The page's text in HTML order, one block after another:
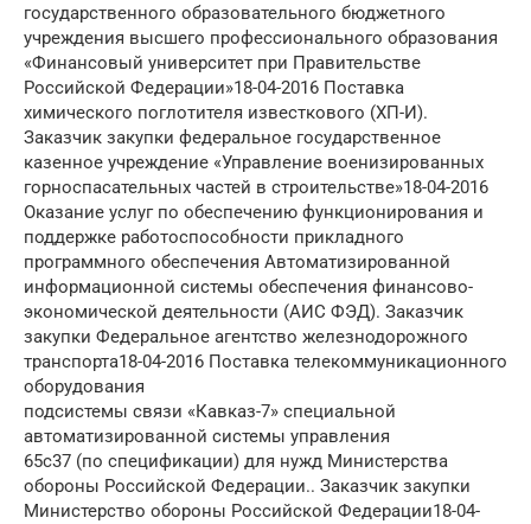
государственного образовательного бюджетного
учреждения высшего профессионального образования
«Финансовый университет при Правительстве
Российской Федерации»18-04-2016 Поставка
химического поглотителя известкового (ХП-И).
Заказчик закупки федеральное государственное
казенное учреждение «Управление военизированных
горноспасательных частей в строительстве»18-04-2016
Оказание услуг по обеспечению функционирования и
поддержке работоспособности прикладного
программного обеспечения Автоматизированной
информационной системы обеспечения финансово-
экономической деятельности (АИС ФЭД). Заказчик
закупки Федеральное агентство железнодорожного
транспорта18-04-2016 Поставка телекоммуникационного
оборудования
подсистемы связи «Кавказ-7» специальной
автоматизированной системы управления
65с37 (по спецификации) для нужд Министерства
обороны Российской Федерации.. Заказчик закупки
Министерство обороны Российской Федерации18-04-